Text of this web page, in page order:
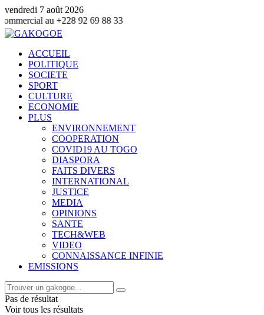
vendredi 7 août 2026
+228 92 69 88 33
ACCUEIL
POLITIQUE
SOCIETE
SPORT
CULTURE
ECONOMIE
PLUS
ENVIRONNEMENT
COOPERATION
COVID19 AU TOGO
DIASPORA
FAITS DIVERS
INTERNATIONAL
JUSTICE
MEDIA
OPINIONS
SANTE
TECH&WEB
VIDEO
CONNAISSANCE INFINIE
EMISSIONS
Pas de résultat
Voir tous les résultats